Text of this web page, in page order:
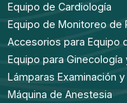
Equipo de Cardiología
Equipo de Monitoreo de
Accesorios para Equipo
Equipo para Ginecología
Lámparas Examinación
Máquina de Anestesia